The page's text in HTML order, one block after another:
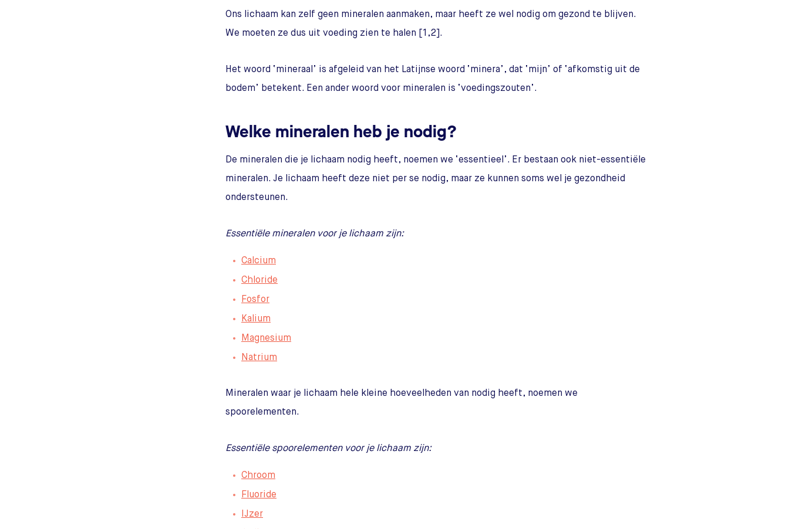
Ons lichaam kan zelf geen mineralen aanmaken, maar heeft ze wel nodig om gezond te blijven.
We moeten ze dus uit voeding zien te halen [1,2].
Het woord ‘mineraal’ is afgeleid van het Latijnse woord ‘minera’, dat ‘mijn’ of ‘afkomstig uit de
bodem’ betekent. Een ander woord voor mineralen is ‘voedingszouten’.
Welke mineralen heb je nodig?
De mineralen die je lichaam nodig heeft, noemen we ‘essentieel’. Er bestaan ook niet-essentiële
mineralen. Je lichaam heeft deze niet per se nodig, maar ze kunnen soms wel je gezondheid
ondersteunen.
Essentiële mineralen voor je lichaam zijn:
Calcium
Chloride
Fosfor
Kalium
Magnesium
Natrium
Mineralen waar je lichaam hele kleine hoeveelheden van nodig heeft, noemen we
spoorelementen.
Essentiële spoorelementen voor je lichaam zijn:
Chroom
Fluoride
IJzer